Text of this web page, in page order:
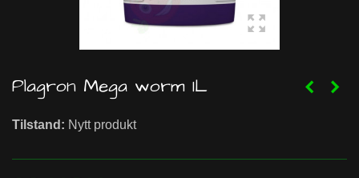
Plagron Mega worm 1L
Tilstand: Nytt produkt